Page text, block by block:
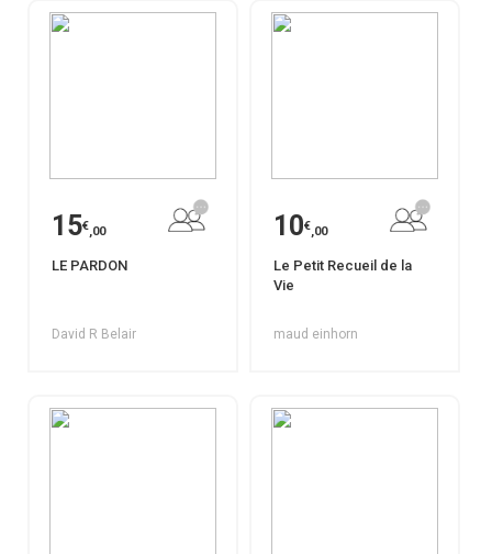
15€,00
LE PARDON
David R Belair
10€,00
Le Petit Recueil de la
Vie
maud einhorn